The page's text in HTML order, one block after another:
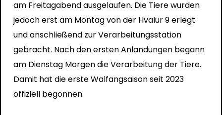
am Freitagabend ausgelaufen. Die Tiere wurden
jedoch erst am Montag von der Hvalur 9 erlegt
und anschließend zur Verarbeitungsstation
gebracht. Nach den ersten Anlandungen begann
am Dienstag Morgen die Verarbeitung der Tiere.
Damit hat die erste Walfangsaison seit 2023
offiziell begonnen.